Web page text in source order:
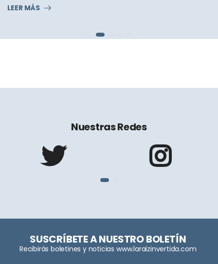
Nuestras Redes
SUSCRÍBETE A NUESTRO BOLETÍN
Recibirás boletines y noticias www.laraizinvertida.com